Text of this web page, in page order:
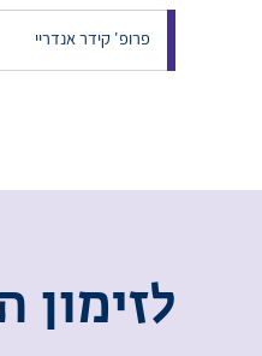
פרופ' קידר אנדריי
לזימון